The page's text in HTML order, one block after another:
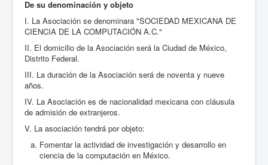
De su denominación y objeto
I. La Asociación se denominara "SOCIEDAD MEXICANA DE
CIENCIA DE LA COMPUTACIÓN A.C."
II. El domicilio de la Asociación será la Ciudad de México,
Distrito Federal.
III. La duración de la Asociación será de noventa y nueve
años.
IV. La Asociación es de nacionalidad mexicana con cláusula
de admisión de extranjeros.
V. La asociación tendrá por objeto:
Fomentar la actividad de investigación y desarrollo en
ciencia de la computación en México.